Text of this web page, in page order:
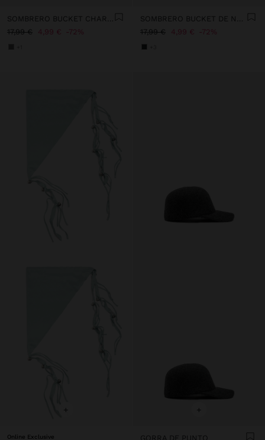
SOMBRERO BUCKET CHAROLADO
17,99 €
4,99 € 72%
SOMBRERO BUCKET DE NYLON
17,99 €
4,99 € 72%
+
Online Exclusive
+
GORRA DE PUNTO